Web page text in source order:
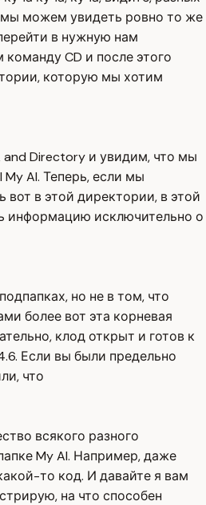
мы можем увидеть ровно то же
в нужную нам
CD и после этого
которую мы хотим
and Directory и увидим, что мы
My AI. Теперь, если мы
вот в этой директории, в этой
информацию исключительно о
но не в том, что
более вот эта корневая
клод открыт и готов к
Если вы были предельно
что
всякого разного
My AI. Например, даже
то код. И давайте я вам
на что способен